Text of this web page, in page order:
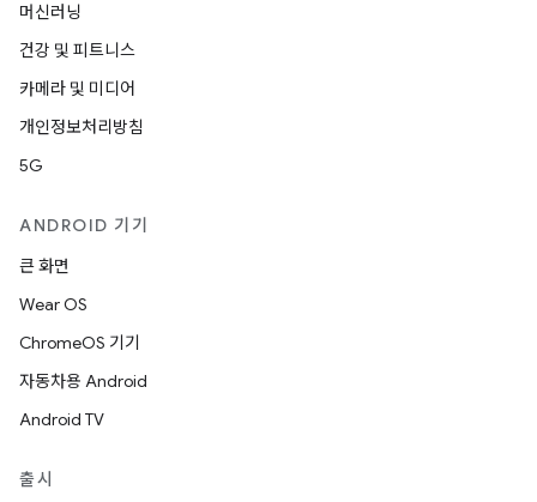
머신러닝
건강 및 피트니스
카메라 및 미디어
개인정보처리방침
5G
ANDROID 기기
큰 화면
Wear OS
ChromeOS 기기
자동차용 Android
Android TV
출시